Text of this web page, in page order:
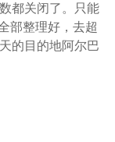
都关闭了。只能
部整理好，去超
的目的地阿尔巴